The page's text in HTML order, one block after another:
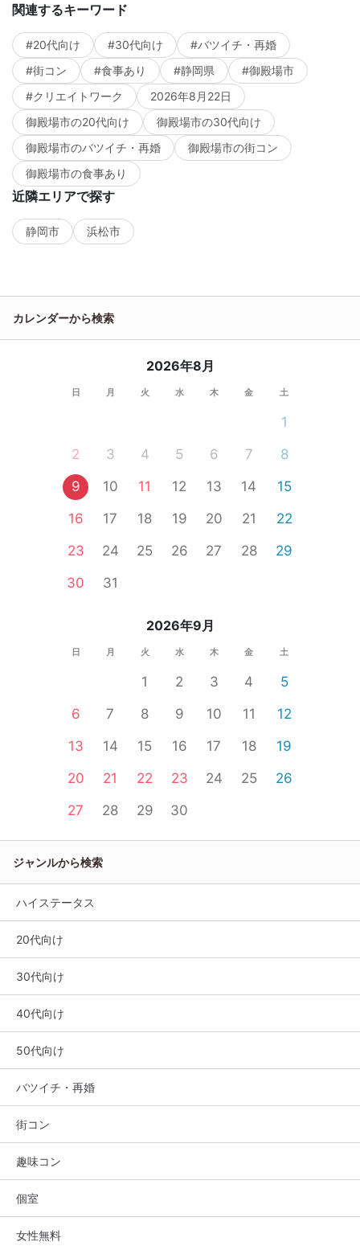
関連するキーワード
#20代向け #30代向け
#バツイチ・再婚
#街コン
#食事あり #静岡県
#御殿場市
#クリエイトワーク
2026年8月22日
御殿場市の20代向け
御殿場市の30代向け
御殿場市のバツイチ・再婚
御殿場市の街コン
御殿場市の食事あり
近隣エリアで探す
静岡市 浜松市
カレンダーから検索
2026年8月
日 月 火 水 木 金 土
1
2
3 4 5 6 7
8
9
10 11 12 13 14
15
16
17 18 19 20 21
22
23
24 25 26 27 28
29
30
31
2026年9月
日 月 火 水 木 金 土
1 2 3 4
5
6
7 8 9 10 11
12
13
14 15 16 17 18
19
20
21 22 23 24 25
26
27
28 29 30
ジャンルから検索
ハイステータス
20代向け
30代向け
40代向け
50代向け
バツイチ・再婚
街コン
趣味コン
個室
女性無料